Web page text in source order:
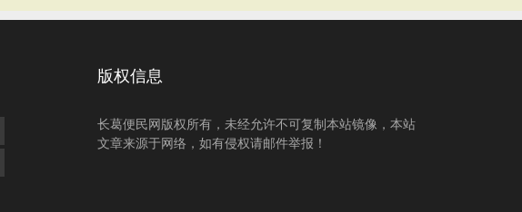
版权信息
长葛便民网版权所有，未经允许不可复制本站镜像，本站
文章来源于网络，如有侵权请邮件举报！